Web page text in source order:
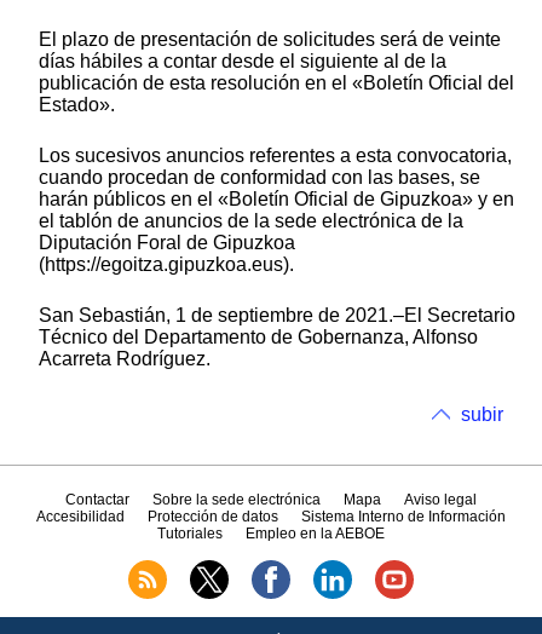
El plazo de presentación de solicitudes será de veinte
días hábiles a contar desde el siguiente al de la
publicación de esta resolución en el «Boletín Oficial del
Estado».
Los sucesivos anuncios referentes a esta convocatoria,
cuando procedan de conformidad con las bases, se
harán públicos en el «Boletín Oficial de Gipuzkoa» y en
el tablón de anuncios de la sede electrónica de la
Diputación Foral de Gipuzkoa
(https://egoitza.gipuzkoa.eus).
San Sebastián, 1 de septiembre de 2021.–El Secretario
Técnico del Departamento de Gobernanza, Alfonso
Acarreta Rodríguez.
subir
Contactar Sobre la sede electrónica Mapa
Aviso legal
Accesibilidad
Protección de datos
Sistema Interno de Información
Tutoriales
Empleo en la AEBOE